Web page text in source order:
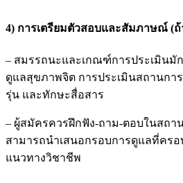
4) การเตรียมตัวสอบและสัมภาษณ์ (ถ้
– สมรรถนะและเกณฑ์การประเมินมั
ดูแลสุขภาพจิต การประเมินสถานกา
รุ่น และทักษะสื่อสาร
– ผู้สมัครควรฝึกฟัง-ถาม-ตอบในสถา
สามารถนำเสนอกรอบการดูแลที่คร
แนวทางวิชาชีพ